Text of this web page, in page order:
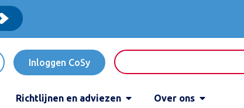
Inloggen CoSy
Richtlijnen en adviezen Over ons